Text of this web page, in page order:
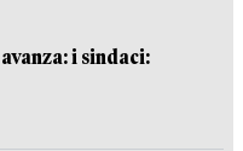
i sindaci: